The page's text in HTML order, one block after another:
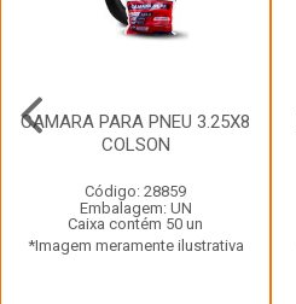
CAMARA PARA PNEU 3.25X8
COLSON
Código: 28859
Embalagem: UN
Caixa contém 50 un
*Imagem meramente ilustrativa